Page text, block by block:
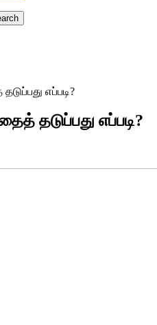
எப்படி?
எப்படி?